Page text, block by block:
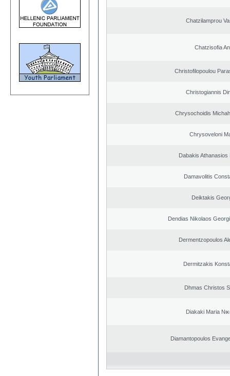
Chatzilamprou
Chatzisofia
Christofilopoulou
Christogiannis
Chrysochoidis
Chrysoveloni
Dabakis Athanasios
Damavolitis
Deiktakis
Dendias Nikolaos
Dermentzopoulos
Dermitzakis
Dhmas Christos
Diakaki Maria
Diamantopoulos